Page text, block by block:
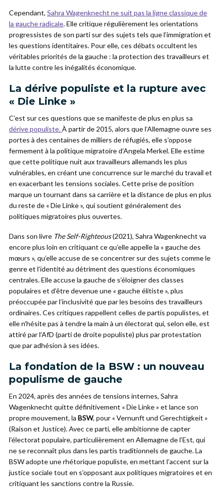
Cependant, Sahra Wagenknecht ne suit pas la ligne classique de
la gauche radicale. Elle critique régulièrement les orientations
progressistes de son parti sur des sujets tels que l’immigration et
les questions identitaires. Pour elle, ces débats occultent les
véritables priorités de la gauche : la protection des travailleurs et
la lutte contre les inégalités économique.
La dérive populiste et la rupture avec
« Die Linke »
C’est sur ces questions que se manifeste de plus en plus sa
dérive populiste.À partir de 2015, alors que l’Allemagne ouvre ses
portes à des centaines de milliers de réfugiés, elle s’oppose
fermement à la politique migratoire d’Angela Merkel. Elle estime
que cette politique nuit aux travailleurs allemands les plus
vulnérables, en créant une concurrence sur le marché du travail et
en exacerbant les tensions sociales. Cette prise de position
marque un tournant dans sa carrière et la distance de plus en plus
du reste de « Die Linke », qui soutient généralement des
politiques migratoires plus ouvertes.
Dans son livre The Self-Righteous(2021), Sahra Wagenknecht va
encore plus loin en critiquant ce qu’elle appelle la « gauche des
mœurs », qu’elle accuse de se concentrer sur des sujets comme le
genre et l’identité au détriment des questions économiques
centrales. Elle accuse la gauche de s’éloigner des classes
populaires et d’être devenue une « gauche élitiste », plus
préoccupée par l’inclusivité que par les besoins des travailleurs
ordinaires. Ces critiques rappellent celles de partis populistes, et
elle n’hésite pas à tendre la main à un électorat qui, selon elle, est
attiré par l’AfD (parti de droite populiste) plus par protestation
que par adhésion à ses idées.
La fondation de la BSW : un nouveau
populisme de gauche
En 2024, après des années de tensions internes, Sahra
Wagenknecht quitte définitivement « Die Linke » et lance son
propre mouvement, la BSW, pour « Vernunft und Gerechtigkeit »
(Raison et Justice). Avec ce parti, elle ambitionne de capter
l’électorat populaire, particulièrement en Allemagne de l’Est, qui
ne se reconnaît plus dans les partis traditionnels de gauche. La
BSW adopte une rhétorique populiste, en mettant l’accent sur la
justice sociale tout en s’opposant aux politiques migratoires et en
critiquant les sanctions contre la Russie.